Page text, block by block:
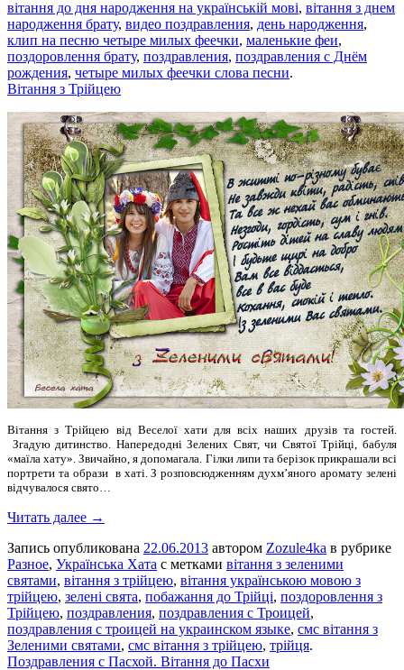
вітання до дня народження на українській мові, вітання з днем
народження брату, видео поздравления, день народження,
клип на песню четыре милых феечки, маленькие феи,
поздоровлення брату, поздравления, поздравления с Днём
рождения, четыре милых феечки слова песни.
Вітання з Трійцею
Вітання з Трійцею від Веселої хати для всіх наших друзів та гостей.
Згадую дитинство. Напередодні Зелених Свят, чи Святої Трійці, бабуля
«маїла хату». Звичайно, я допомагала. Гілки липи та берізок прикрашали всі
портрети та образи в хаті. З розповсюдженням духм’яного аромату зелені
відчувалося свято…
Читать далее →
Запись опубликована 22.06.2013 автором Zozule4ka в рубрике
Разное, Українська Хата с метками вітання з зеленими
святами, вітання з трійцею, вітання українською мовою з
трійцею, зелені свята, побажання до Трійці, поздоровлення з
Трійцею, поздравления, поздравления с Троицей,
поздравления с троицей на украинском языке, смс вітання з
Зеленими святами, смс вітання з трійцею, трійця.
Поздравления с Пасхой. Вітання до Пасхи